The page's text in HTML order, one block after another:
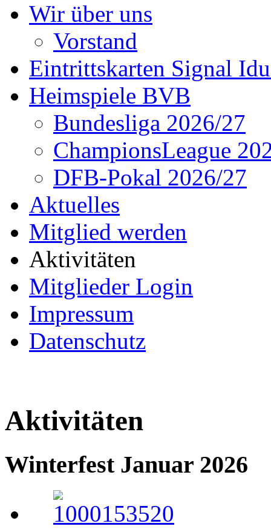
Wir über uns
Vorstand
Eintrittskarten Signal
Heimspiele BVB
Bundesliga 2026/27
ChampionsLeague
DFB-Pokal 2026/27
Aktuelles
Mitglied werden
Aktivitäten
Mitglieder Login
Impressum
Datenschutz
Aktivitäten
Winterfest Januar 2026